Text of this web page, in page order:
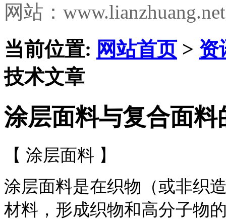
网站：www.lianzhuang.net
当前位置: 网站首页> 资
技术文章
涂层面料与复合面料
【 涂层面料 】
涂层面料是在织物（或非织
材料，形成织物和高分子物